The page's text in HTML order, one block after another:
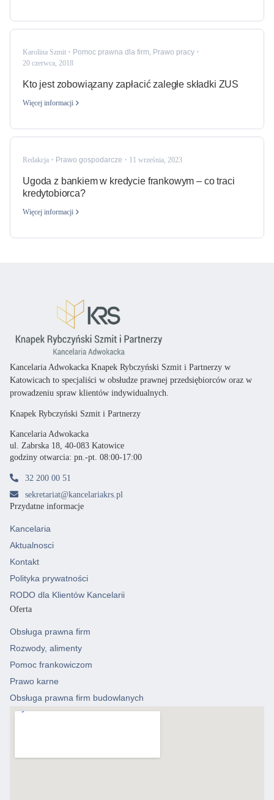
Karolina Szmit Pomoc prawna dla firm, Prawo pracy
20 czerwca, 2018
Kto jest zobowiązany zapłacić zaległe składki ZUS
Więcej informacji
Redakcja Prawo gospodarcze 11 września, 2023
Ugoda z bankiem w kredycie frankowym – co traci
kredytobiorca?
Więcej informacji
Kancelaria Adwokacka Knapek Rybczyński Szmit i Partnerzy w
Katowicach to specjaliści w obsłudze prawnej przedsiębiorców oraz w
prowadzeniu spraw klientów indywidualnych.
Knapek Rybczyński Szmit i Partnerzy
Kancelaria Adwokacka
ul. Zabrska 18, 40-083 Katowice
godziny otwarcia: pn.-pt. 08:00-17:00
32 200 00 51
sekretariat@kancelariakrs.pl
Przydatne informacje
Kancelaria
Aktualnosci
Kontakt
Polityka prywatności
RODO dla Klientów Kancelarii
Oferta
Obsługa prawna firm
Rozwody, alimenty
Pomoc frankowiczom
Prawo karne
Obsługa prawna firm budowlanych